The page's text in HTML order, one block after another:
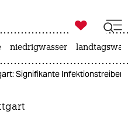

taz zahl ich
niedrigwasser
Signifikante Infektionstreiber